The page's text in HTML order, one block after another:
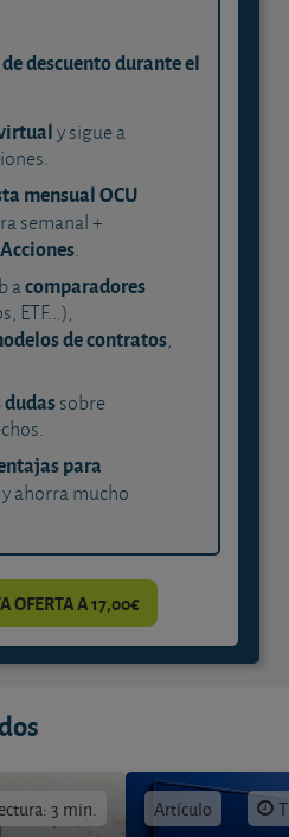
descuento durante el
y sigue a
mensual OCU
semanal +
.
acomparadores
ETF...),
de contratos,
dudassobre
para
y ahorra mucho
OFERTA A 17,00€
3 min. Artículo